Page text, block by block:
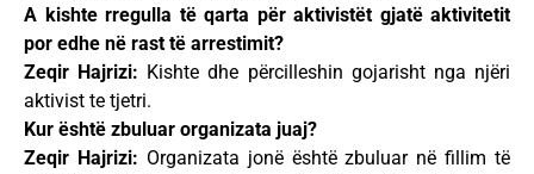
A kishte rregulla të qarta për aktivistët gjatë aktivitetit
por edhe në rast të arrestimit?
Zeqir Hajrizi: Kishte dhe përcilleshin gojarisht nga njëri
aktivist te tjetri.
Kur është zbuluar organizata juaj?
Zeqir Hajrizi: Organizata jonë është zbuluar në fillim të